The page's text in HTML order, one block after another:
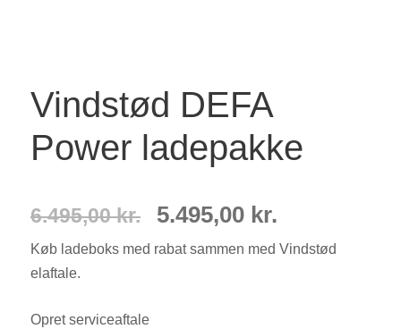
Vindstød DEFA
Power ladepakke
6.495,00kr.
Den
oprindelige
5.495,00 kr.
aktuelle
Køb ladeboks med rabat sammen med Vindstød
elaftale.
Opret serviceaftale